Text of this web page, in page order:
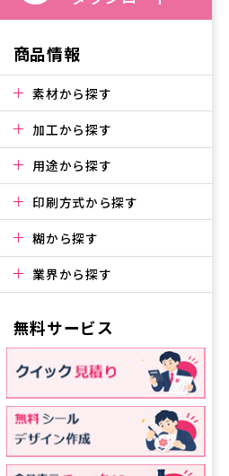
商品情報
素材から探す
加工から探す
用途から探す
印刷方式から探す
糊から探す
業界から探す
無料サービス